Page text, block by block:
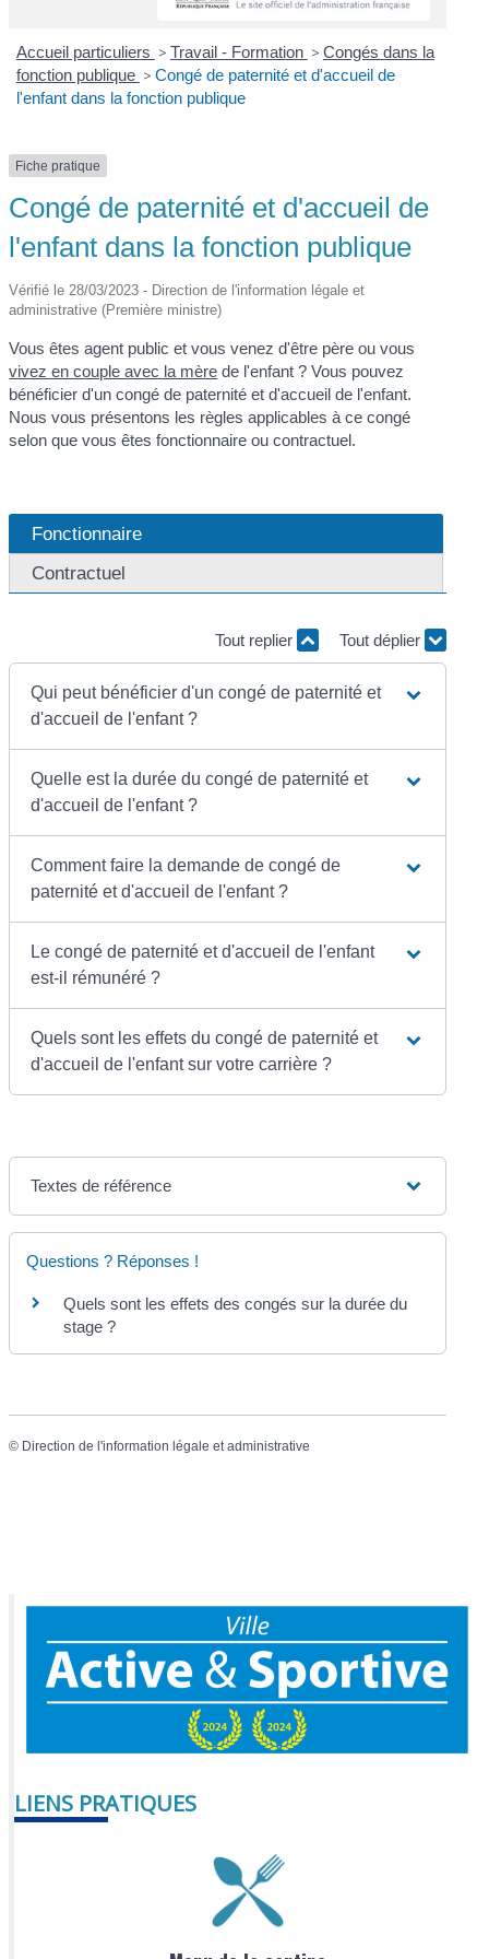
Accueil particuliers > Travail - Formation > Congés dans la
fonction publique > Congé de paternité et d'accueil de
l'enfant dans la fonction publique
Fiche pratique
Congé de paternité et d'accueil de
l'enfant dans la fonction publique
Vérifié le 28/03/2023 - Direction de l'information légale et
administrative (Première ministre)
Vous êtes agent public et vous venez d'être père ou vous
vivez en couple avec la mère de l'enfant ? Vous pouvez
bénéficier d'un congé de paternité et d'accueil de l'enfant.
Nous vous présentons les règles applicables à ce congé
selon que vous êtes fonctionnaire ou contractuel.
Fonctionnaire
Contractuel
Tout replier Tout déplier
Qui peut bénéficier d'un congé de paternité et
d'accueil de l'enfant ?
Quelle est la durée du congé de paternité et
d'accueil de l'enfant ?
Comment faire la demande de congé de
paternité et d'accueil de l'enfant ?
Le congé de paternité et d'accueil de l'enfant
est-il rémunéré ?
Quels sont les effets du congé de paternité et
d'accueil de l'enfant sur votre carrière ?
Textes de référence
Questions ? Réponses !
Quels sont les effets des congés sur la durée du
stage ?
© Direction de l'information légale et administrative
LIENS PRATIQUES